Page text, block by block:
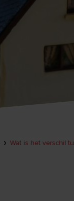
Wat is het verschil